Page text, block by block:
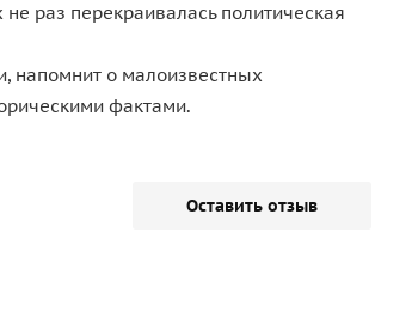
раз перекраивалась политическая
напомнит о малоизвестных
фактами.
Оставить отзыв